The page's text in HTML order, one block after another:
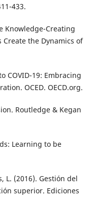
433.
Knowledge-Creating
Create the Dynamics of
COVID-19: Embracing
OCED. OECD.org.
Routledge & Kegan
Learning to be
L. (2016). Gestión del
superior. Ediciones